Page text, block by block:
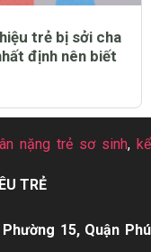
trẻ bị sởi cha
định nên biết
nặng trẻ sơ sinh, kể
TRẺ
15, Quận Phú